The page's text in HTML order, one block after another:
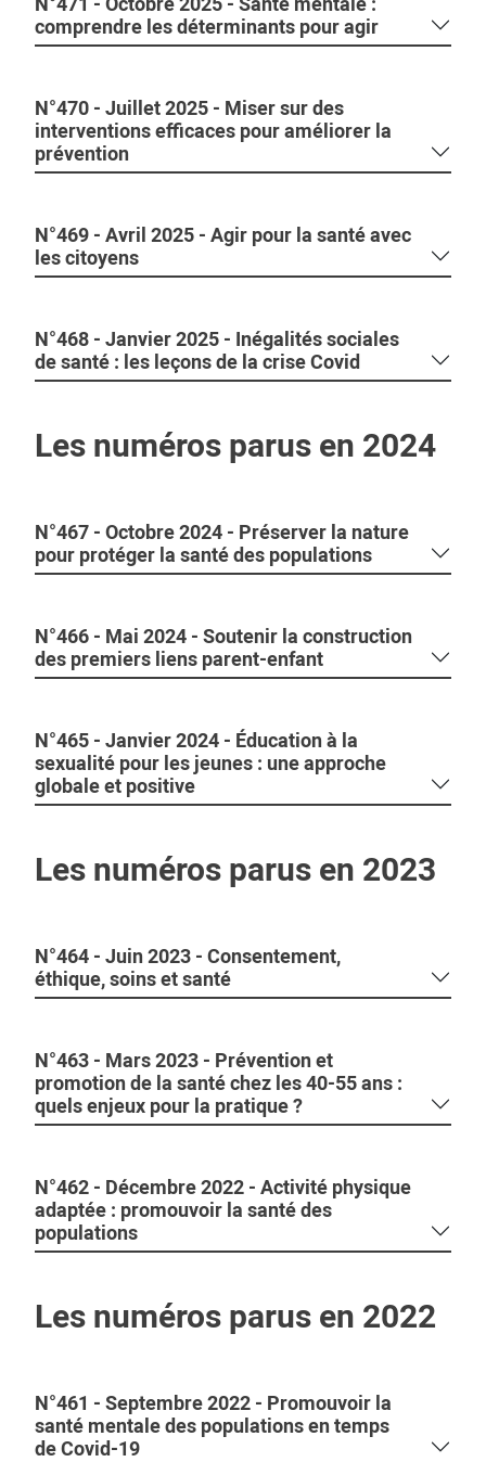
comprendre les déterminants pour agir
N°470 - Juillet 2025 - Miser sur des
interventions efficaces pour améliorer la
prévention
N°469 - Avril 2025 - Agir pour la santé avec
les citoyens
N°468 - Janvier 2025 - Inégalités sociales
de santé : les leçons de la crise Covid
Les numéros parus en 2024
N°467 - Octobre 2024 - Préserver la nature
pour protéger la santé des populations
N°466 - Mai 2024 - Soutenir la construction
des premiers liens parent-enfant
N°465 - Janvier 2024 - Éducation à la
sexualité pour les jeunes : une approche
globale et positive
Les numéros parus en 2023
N°464 - Juin 2023 - Consentement,
éthique, soins et santé
N°463 - Mars 2023 - Prévention et
promotion de la santé chez les 40-55 ans :
quels enjeux pour la pratique ?
N°462 - Décembre 2022 - Activité physique
adaptée : promouvoir la santé des
populations
Les numéros parus en 2022
N°461 - Septembre 2022 - Promouvoir la
santé mentale des populations en temps
de Covid-19